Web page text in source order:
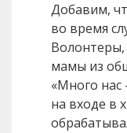
Добавим,
во время
Волонтеры,
мамы из
«Много
на входе в